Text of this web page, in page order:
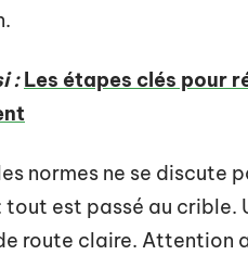
: Les étapes clés pour
normes ne se discute
tout est passé au
route claire. Attention